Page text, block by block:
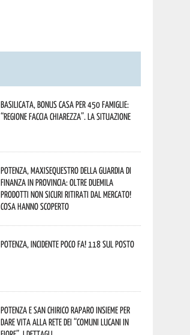
Basilicata, Bonus casa per 450 famiglie:
“Regione faccia chiarezza”. La situazione
Potenza, maxisequestro della Guardia di
Finanza in provincia: oltre duemila
prodotti non sicuri ritirati dal mercato!
Cosa hanno scoperto
Potenza, incidente poco fa! 118 sul posto
Potenza e San Chirico Raparo insieme per
dare vita alla rete dei “Comuni Lucani in